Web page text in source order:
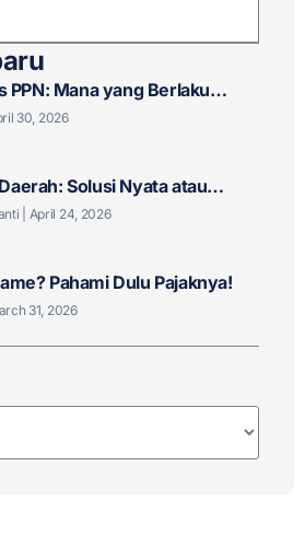
PPN: Mana yang Berlaku
30, 2026
Solusi Nyata atau
April 24, 2026
Pahami Dulu Pajaknya!
31, 2026